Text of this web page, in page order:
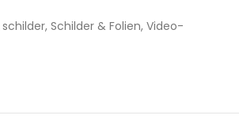
schilder, Schilder & Folien, Video-